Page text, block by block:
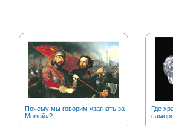
Почему мы говорим «загнать за
Можай»?
Где